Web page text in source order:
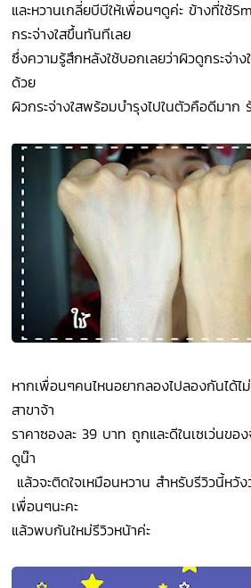
และหวานเกลี่ยบีบีให้เพื่อนๆดูค่ะ ข้างที่ใช้
กระจ่างใสขึ้นทันทีเลย
ซึ่งความรู้สึกหลังใช้บอกเลยว่าผิวดูกระจ่า
ด้วย
ผิวกระจ่างใสพร้อมบำรุงไปในตัวคือดีมาก
หากเพื่อนๆคนไหนอยากลองไปลองกันได้ไ
สาขาจ้า
ราคาซองละ 39 บาท ถูกและดีในเซเว่นขอ
ดูน๊า
แล้วจะติดใจเหมือนหวาน สำหรับรีวิวนี้หวัง
เพื่อนๆนะคะ
แล้วพบกันใหม่รีวิวหน้าค่ะ